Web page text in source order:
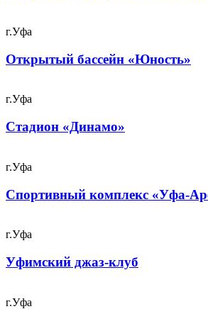
г.Уфа
Открытый бассейн «Юность»
г.Уфа
Стадион «Динамо»
г.Уфа
Спортивный комплекс «Уфа-
г.Уфа
Уфимский джаз-клуб
г.Уфа